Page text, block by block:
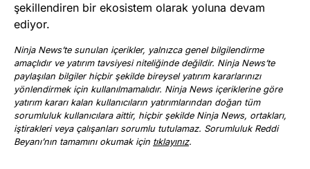
şekillendiren bir ekosistem olarak yoluna devam
ediyor.
Ninja News’te sunulan içerikler, yalnızca genel bilgilendirme
amaçlıdır ve yatırım tavsiyesi niteliğinde değildir. Ninja News’te
paylaşılan bilgiler hiçbir şekilde bireysel yatırım kararlarınızı
yönlendirmek için kullanılmamalıdır. Ninja News içeriklerine göre
yatırım kararı kalan kullanıcıların yatırımlarından doğan tüm
sorumluluk kullanıcılara aittir, hiçbir şekilde Ninja News, ortakları,
iştirakleri veya çalışanları sorumlu tutulamaz. Sorumluluk Reddi
Beyanı’nın tamamını okumak için tıklayınız.